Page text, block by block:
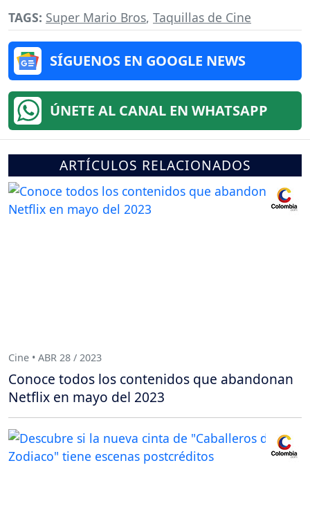
TAGS: Super Mario Bros, Taquillas de Cine
SÍGUENOS EN GOOGLE NEWS
ÚNETE AL CANAL EN WHATSAPP
ARTÍCULOS RELACIONADOS
Cine • ABR 28 / 2023
Conoce todos los contenidos que abandonan
Netflix en mayo del 2023